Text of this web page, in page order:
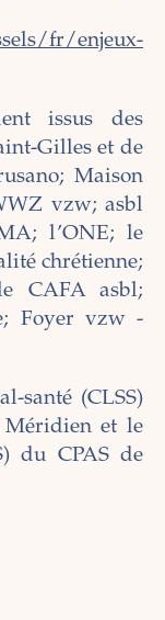
fr/enjeux-
issus des
Gilles et de
Maison
vzw; asbl
l’ONE; le
chrétienne;
CAFA asbl;
Foyer vzw -
santé (CLSS)
Méridien et le
du CPAS de